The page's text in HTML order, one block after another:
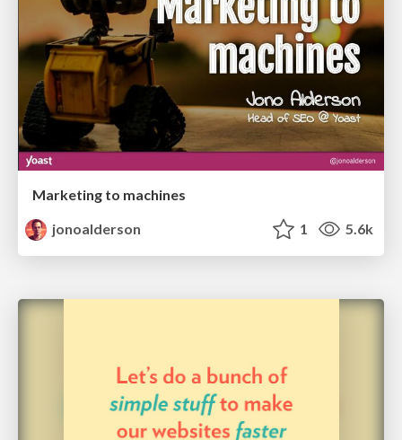
Marketing to machines
jonoalderson
1 5.6k